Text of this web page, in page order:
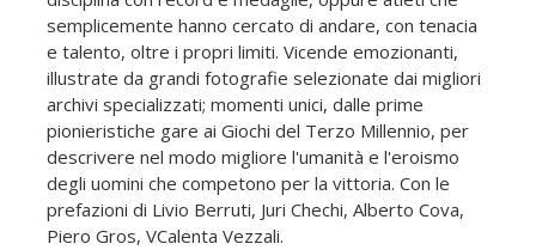
semplicemente hanno cercato di andare, con tenacia
e talento, oltre i propri limiti. Vicende emozionanti,
illustrate da grandi fotografie selezionate dai migliori
archivi specializzati; momenti unici, dalle prime
pionieristiche gare ai Giochi del Terzo Millennio, per
descrivere nel modo migliore l'umanità e l'eroismo
degli uomini che competono per la vittoria. Con le
prefazioni di Livio Berruti, Juri Chechi, Alberto Cova,
Piero Gros, VCalenta Vezzali.